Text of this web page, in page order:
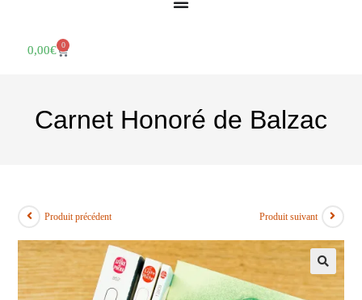
0,00€ 0
Carnet Honoré de Balzac
Produit précédent Produit suivant